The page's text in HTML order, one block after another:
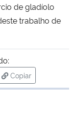
de gladíolo
trabalho de
Copiar
para área de